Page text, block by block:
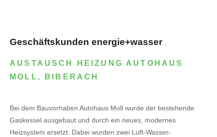
Geschäftskunden energie+wasser
AUSTAUSCH HEIZUNG AUTOHAUS
MOLL, BIBERACH
Bei dem Bauvorhaben Autohaus Moll wurde der bestehende
Gaskessel ausgebaut und durch ein neues, modernes
Heizsystem ersetzt. Dabei wurden zwei Luft-Wasser-